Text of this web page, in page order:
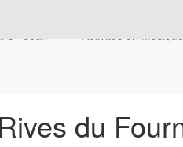
- Jeux Activités en musique
du